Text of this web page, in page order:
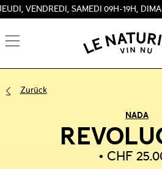
SAMEDI 09H-19H,
Zurück
NADA
CHF